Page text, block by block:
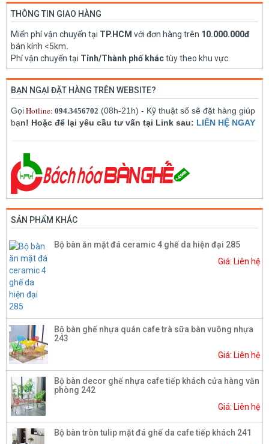
THÔNG TIN GIAO HÀNG
Miển phí vận chuyển tại TP.HCM với đơn hàng trên 10.000.000đ
bán kính <5km.
Phí vận chuyển tại Tỉnh/Thành phố kháctùy theo khu vực.
BẠN NGẠI ĐẶT HÀNG TRÊN WEBSITE?
GọiHotline: 094.3456702 (08h-21h) - Kỹ thuật số sẽ đặt hàng giúp
bạn! Hoặc để lại yêu cầu tư vấn tại Link sau: LIÊN HỆ NGAY
SẢN PHẨM KHÁC
Bộ bàn ăn mặt đá ceramic 4 ghế da hiện đại 285
Giá: Liên hệ
Bộ bàn ghế nhựa quán cafe trà sữa bàn vuông nhựa
243
Giá: Liên hệ
Bộ bàn decor ghế nhựa cafe tiếp khách cửa hàng văn
phòng 242
Giá: Liên hệ
Bộ bàn tròn tulip mặt đá ghế da cafe tiếp khách 241